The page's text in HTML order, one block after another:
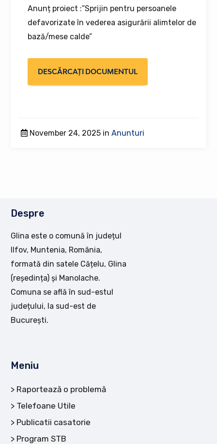
Anunț proiect :”Sprijin pentru persoanele
defavorizate în vederea asigurării alimtelor de
bază/mese calde”
DESCĂRCAȚI DOCUMENTUL
November 24, 2025 inAnunturi
Despre
Glina este o comună în județul
Ilfov, Muntenia, România,
formată din satele Cățelu, Glina
(reședința) și Manolache.
Comuna se află în sud-estul
județului, la sud-est de
București.
Meniu
Raportează o problemă
Telefoane Utile
Publicatii casatorie
Program STB